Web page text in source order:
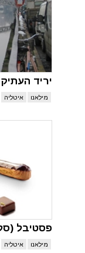
יריד
מילאנו איטליה
פסטיבל
מילאנו איטליה